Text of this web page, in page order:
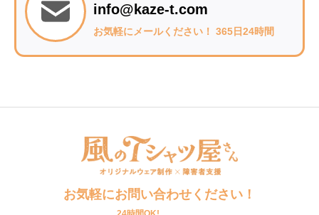
info@kaze-t.com
お気軽にメールください！ 365日24時間
お気軽にお問い合わせください！